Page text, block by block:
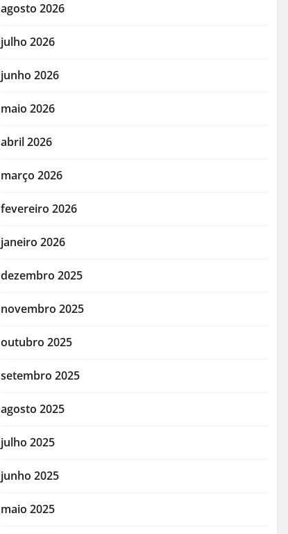
agosto 2026
julho 2026
junho 2026
maio 2026
abril 2026
março 2026
fevereiro 2026
janeiro 2026
dezembro 2025
novembro 2025
outubro 2025
setembro 2025
agosto 2025
julho 2025
junho 2025
maio 2025